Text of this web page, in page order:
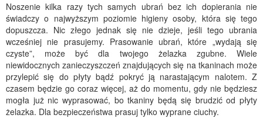
Noszenie kilka razy tych samych ubrań bez ich dopierania nie
świadczy o najwyższym poziomie higieny osoby, która się tego
dopuszcza. Nic złego jednak się nie dzieje, jeśli tego ubrania
wcześniej nie prasujemy. Prasowanie ubrań, które „wydają się
czyste”, może być dla twojego żelazka zgubne. Wiele
niewidocznych zanieczyszczeń znajdujących się na tkaninach może
przylepić się do płyty bądź pokryć ją narastającym nalotem. Z
czasem będzie go coraz więcej, aż do momentu, gdy nie będziesz
mogła już nic wyprasować, bo tkaniny będą się brudzić od płyty
żelazka. Dla bezpieczeństwa prasuj tylko wyprane ciuchy.